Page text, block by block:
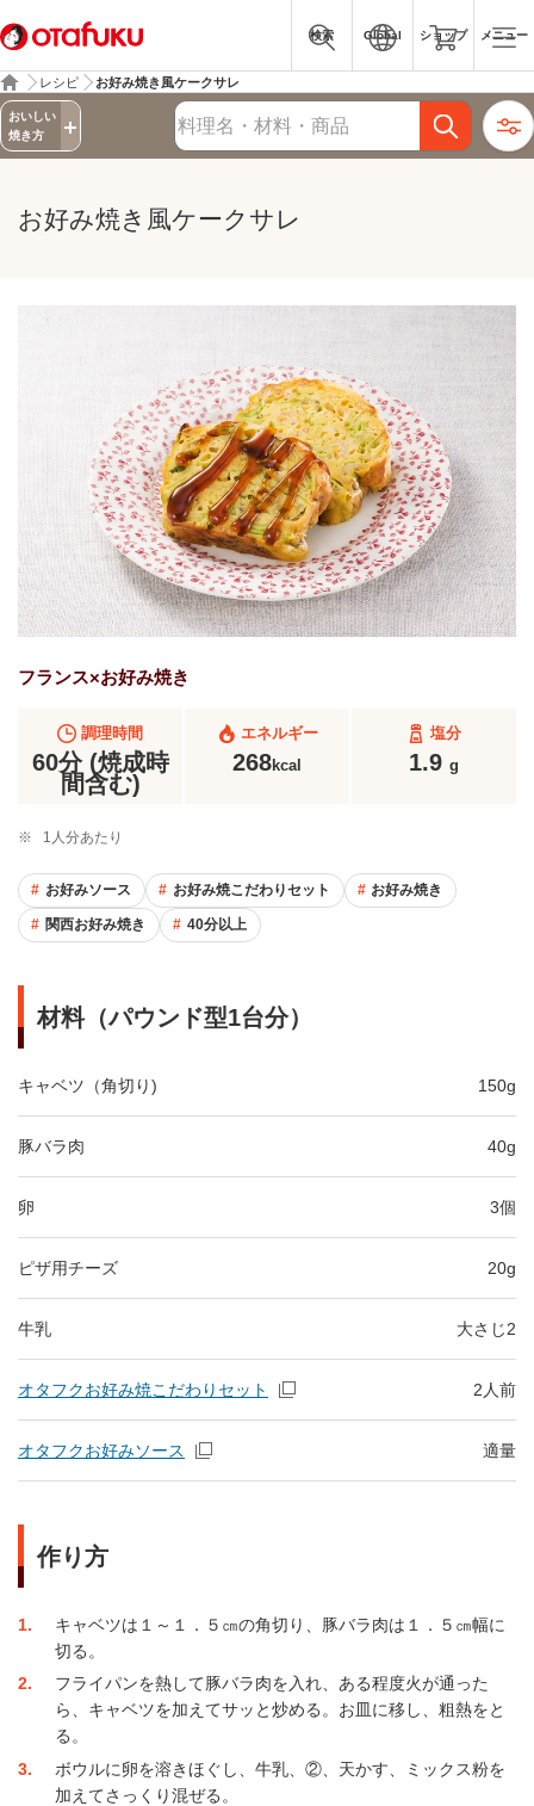
検索 Global ショップ メニュー
レシピ お好み焼き風ケークサレ
おいしい
焼き方
レシピ検索
お好み焼き風ケークサレ
フランス×お好み焼き
調理時間
60分 (焼成時
間含む)
エネルギー
268kcal
塩分
1.9 g
※ 1人分あたり
お好みソース お好み焼こだわりセット お好み焼き
関西お好み焼き 40分以上
材料（パウンド型1台分）
キャベツ（角切り) 150g
豚バラ肉 40g
卵 3個
ピザ用チーズ 20g
牛乳 大さじ2
オタフクお好み焼こだわりセット 2人前
オタフクお好みソース 適量
作り方
1
キャベツは１～１．５㎝の角切り、豚バラ肉は１．５㎝幅に
切る。
2
フライパンを熱して豚バラ肉を入れ、ある程度火が通った
ら、キャベツを加えてサッと炒める。お皿に移し、粗熱をと
る。
3
ボウルに卵を溶きほぐし、牛乳、②、天かす、ミックス粉を
加えてさっくり混ぜる。